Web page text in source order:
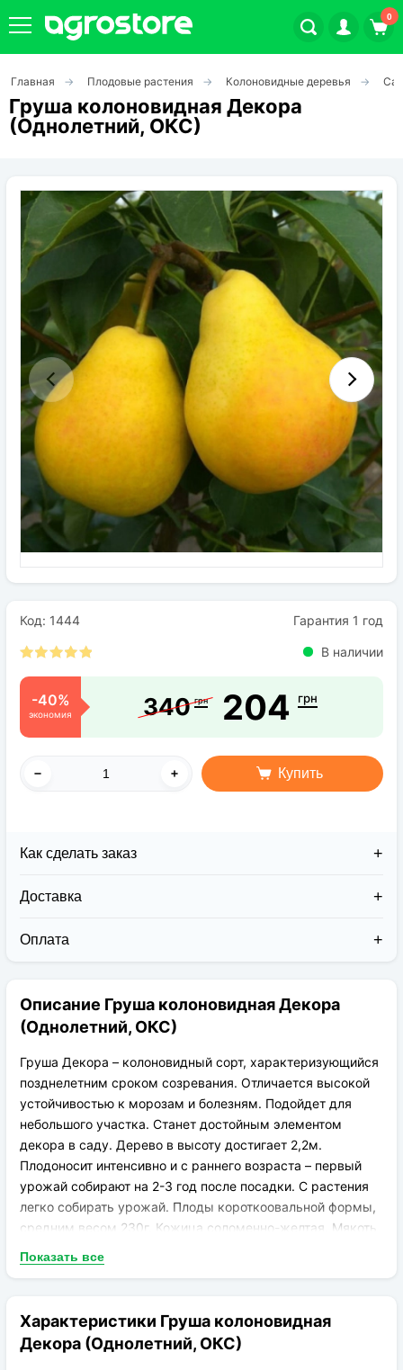
0
Плодовые кустарники
Плодовые растения
Декоративные растения
Цветы
Овощи (на посадку)
Штамбовые ягодные кусты
Семена
Удобрения
Средства защиты растений
Главная Плодовые растения Колоновидные деревья
Груша колоновидная Декора
(Однолетний, ОКС)
Код: 1444 Гарантия 1 год
В наличии
-40%
экономия 340 грн 204 грн
Купить
Как сделать заказ
Доставка
курьерскими службами:
транспортировки вплоть до 14 дней (с учётом
хранения на складе).
Оплата
На карту приват банка перед отправкой;
По выставленному счёту (реквизитам
юридического лица);
Описание Груша колоновидная Декора
(Однолетний, ОКС)
Груша Декора – колоновидный сорт, характеризующийся
позднелетним сроком созревания. Отличается высокой
устойчивостью к морозам и болезням. Подойдет для
небольшого участка. Станет достойным элементом
декора в саду. Дерево в высоту достигает 2,2м.
Плодоносит интенсивно и с раннего возраста – первый
урожай собирают на 2-3 год после посадки. С растения
легко собирать урожай. Плоды короткоовальной формы,
средним весом 230г. Кожица соломенно-желтая. Мякоть
десертный, кисло-сладкий. Созревание приходится на
Показать все
Характеристики Груша колоновидная
Декора (Однолетний, ОКС)